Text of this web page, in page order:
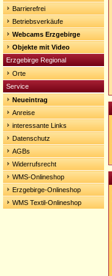
Barrierefrei
Betriebsverkäufe
Webcams Erzgebirge
Objekte mit Video
Erzgebirge Regional
Orte
Service
Neueintrag
Anreise
interessante Links
Datenschutz
AGBs
Widerrufsrecht
WMS-Onlineshop
Erzgebirge-Onlineshop
WMS Textil-Onlineshop